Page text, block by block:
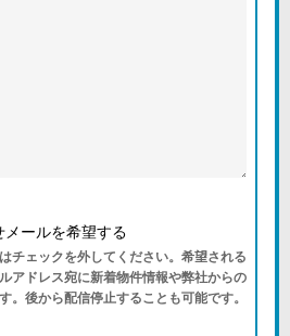
ールを希望する
チェックを外してください。希望される
アドレス宛に新着物件情報や弊社からの
。後から配信停止することも可能です。